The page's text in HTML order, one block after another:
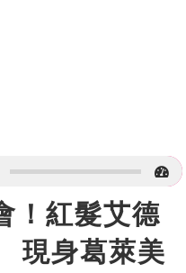
！紅髮艾德
現身葛萊美